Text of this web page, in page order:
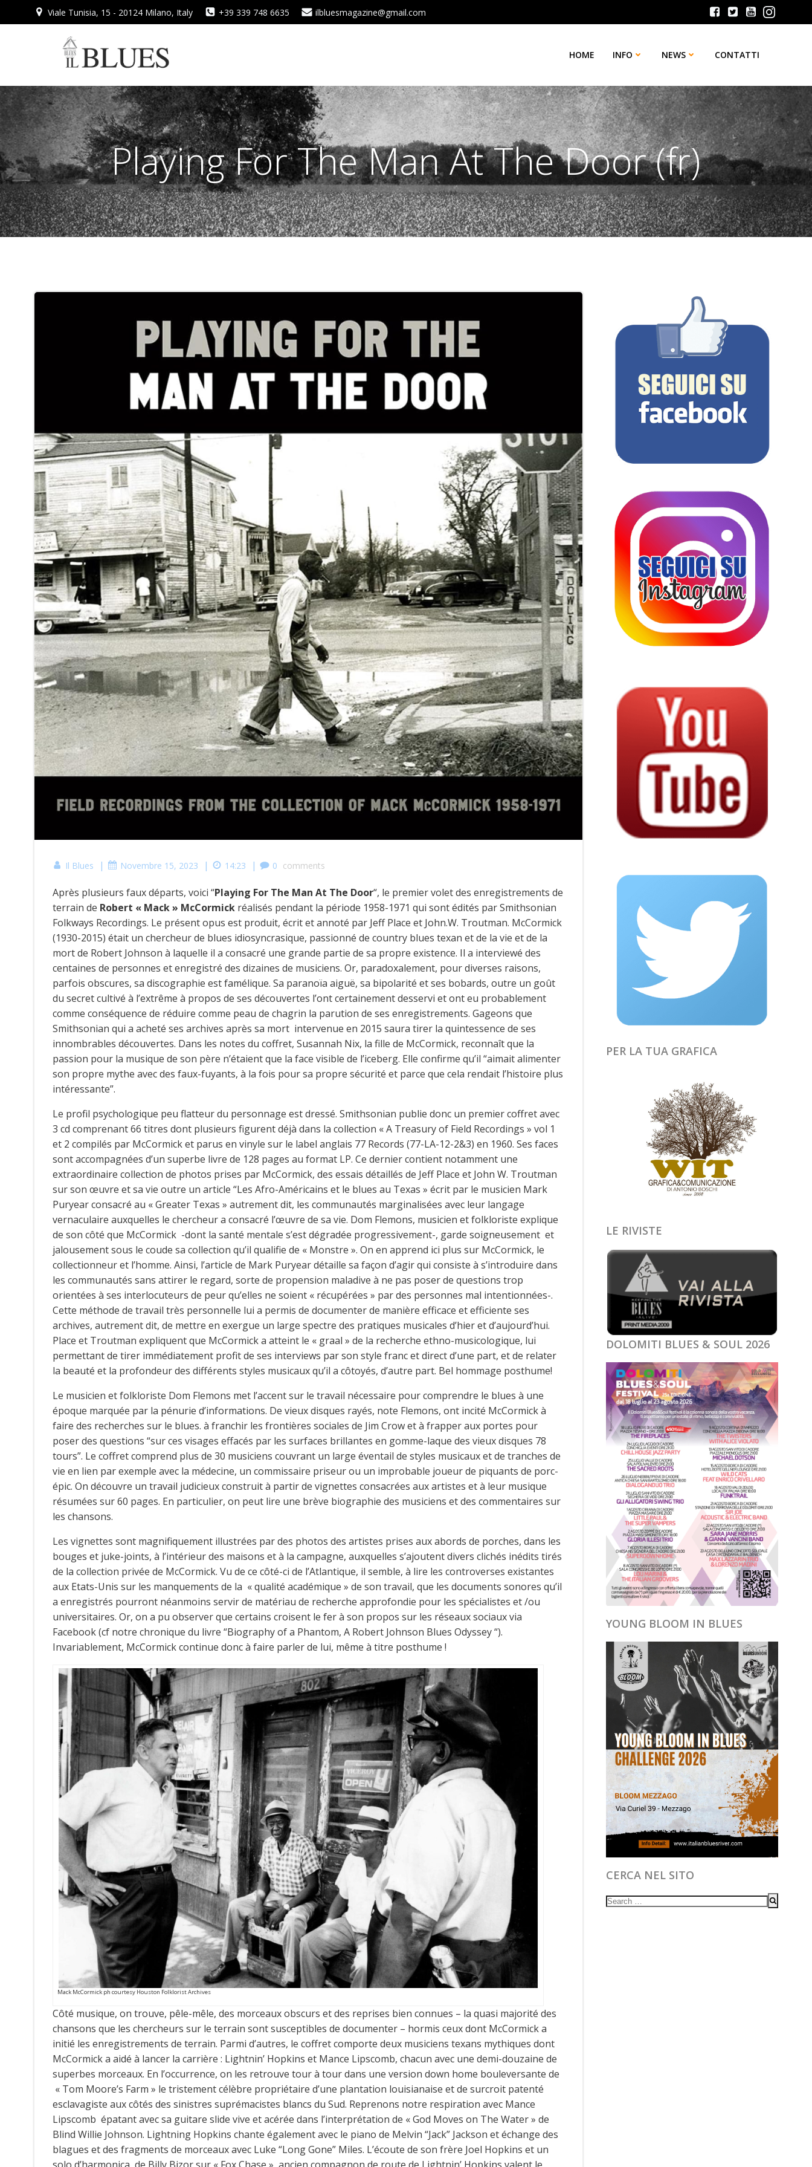
al
Viale Tunisia, 15 - 20124 Milano, Italy +39 339 748 6635 ilbluesmagazine@gmail.com
HOME INFO NEWS CONTATTI
Playing For The Man At The Door (fr)
Il Blues | Novembre 15, 2023 | 14:23 | 0 comments
Après plusieurs faux départs, voici “Playing For The Man At The Door“, le premier volet des enregistrements de
terrain de Robert « Mack » McCormick réalisés pendant la période 1958-1971 qui sont édités par Smithsonian
Folkways Recordings. Le présent opus est produit, écrit et annoté par Jeff Place et John.W. Troutman. McCormick
(1930-2015) était un chercheur de blues idiosyncrasique, passionné de country blues texan et de la vie et de la
mort de Robert Johnson à laquelle il a consacré une grande partie de sa propre existence. Il a interviewé des
centaines de personnes et enregistré des dizaines de musiciens. Or, paradoxalement, pour diverses raisons,
parfois obscures, sa discographie est famélique. Sa paranoïa aiguë, sa bipolarité et ses bobards, outre un goût
du secret cultivé à l’extrême à propos de ses découvertes l’ont certainement desservi et ont eu probablement
comme conséquence de réduire comme peau de chagrin la parution de ses enregistrements. Gageons que
Smithsonian qui a acheté ses archives après sa mort intervenue en 2015 saura tirer la quintessence de ses
innombrables découvertes. Dans les notes du coffret, Susannah Nix, la fille de McCormick, reconnaît que la
passion pour la musique de son père n’étaient que la face visible de l’iceberg. Elle confirme qu’il “aimait alimenter
son propre mythe avec des faux-fuyants, à la fois pour sa propre sécurité et parce que cela rendait l’histoire plus
intéressante”.
Le profil psychologique peu flatteur du personnage est dressé. Smithsonian publie donc un premier coffret avec
3 cd comprenant 66 titres dont plusieurs figurent déjà dans la collection « A Treasury of Field Recordings » vol 1
et 2 compilés par McCormick et parus en vinyle sur le label anglais 77 Records (77-LA-12-2&3) en 1960. Ses faces
sont accompagnées d’un superbe livre de 128 pages au format LP. Ce dernier contient notamment une
extraordinaire collection de photos prises par McCormick, des essais détaillés de Jeff Place et John W. Troutman
sur son œuvre et sa vie outre un article “Les Afro-Américains et le blues au Texas » écrit par le musicien Mark
Puryear consacré au « Greater Texas » autrement dit, les communautés marginalisées avec leur langage
vernaculaire auxquelles le chercheur a consacré l’œuvre de sa vie. Dom Flemons, musicien et folkloriste explique
de son côté que McCormick -dont la santé mentale s’est dégradée progressivement-, garde soigneusement et
jalousement sous le coude sa collection qu’il qualifie de « Monstre ». On en apprend ici plus sur McCormick, le
collectionneur et l’homme. Ainsi, l’article de Mark Puryear détaille sa façon d’agir qui consiste à s’introduire dans
les communautés sans attirer le regard, sorte de propension maladive à ne pas poser de questions trop
orientées à ses interlocuteurs de peur qu’elles ne soient « récupérées » par des personnes mal intentionnées-.
Cette méthode de travail très personnelle lui a permis de documenter de manière efficace et efficiente ses
archives, autrement dit, de mettre en exergue un large spectre des pratiques musicales d’hier et d’aujourd’hui.
Place et Troutman expliquent que McCormick a atteint le « graal » de la recherche ethno-musicologique, lui
permettant de tirer immédiatement profit de ses interviews par son style franc et direct d’une part, et de relater
la beauté et la profondeur des différents styles musicaux qu’il a côtoyés, d’autre part. Bel hommage posthume!
Le musicien et folkloriste Dom Flemons met l’accent sur le travail nécessaire pour comprendre le blues à une
époque marquée par la pénurie d’informations. De vieux disques rayés, note Flemons, ont incité McCormick à
faire des recherches sur le blues. à franchir les frontières sociales de Jim Crow et à frapper aux portes pour
poser des questions “sur ces visages effacés par les surfaces brillantes en gomme-laque des vieux disques 78
tours”. Le coffret comprend plus de 30 musiciens couvrant un large éventail de styles musicaux et de tranches de
vie en lien par exemple avec la médecine, un commissaire priseur ou un improbable joueur de piquants de porc-
épic. On découvre un travail judicieux construit à partir de vignettes consacrées aux artistes et à leur musique
résumées sur 60 pages. En particulier, on peut lire une brève biographie des musiciens et des commentaires sur
les chansons.
Les vignettes sont magnifiquement illustrées par des photos des artistes prises aux abords de porches, dans les
bouges et juke-joints, à l’intérieur des maisons et à la campagne, auxquelles s’ajoutent divers clichés inédits tirés
de la collection privée de McCormick. Vu de ce côté-ci de l’Atlantique, il semble, à lire les controverses existantes
aux Etats-Unis sur les manquements de la « qualité académique » de son travail, que les documents sonores qu’il
a enregistrés pourront néanmoins servir de matériau de recherche approfondie pour les spécialistes et /ou
universitaires. Or, on a pu observer que certains croisent le fer à son propos sur les réseaux sociaux via
Facebook (cf notre chronique du livre “Biography of a Phantom, A Robert Johnson Blues Odyssey “).
Invariablement, McCormick continue donc à faire parler de lui, même à titre posthume !
Mack McCormick ph courtesy Houston Folklorist Archives
Côté musique, on trouve, pêle-mêle, des morceaux obscurs et des reprises bien connues – la quasi majorité des
chansons que les chercheurs sur le terrain sont susceptibles de documenter – hormis ceux dont McCormick a
initié les enregistrements de terrain. Parmi d’autres, le coffret comporte deux musiciens texans mythiques dont
McCormick a aidé à lancer la carrière : Lightnin’ Hopkins et Mance Lipscomb, chacun avec une demi-douzaine de
superbes morceaux. En l’occurrence, on les retrouve tour à tour dans une version down home bouleversante de
« Tom Moore’s Farm » le tristement célèbre propriétaire d’une plantation louisianaise et de surcroit patenté
esclavagiste aux côtés des sinistres suprémacistes blancs du Sud. Reprenons notre respiration avec Mance
Lipscomb épatant avec sa guitare slide vive et acérée dans l’interprétation de « God Moves on The Water » de
Blind Willie Johnson. Lightning Hopkins chante également avec le piano de Melvin “Jack” Jackson et échange des
blagues et des fragments de morceaux avec Luke “Long Gone” Miles. L’écoute de son frère Joel Hopkins et un
PER LA TUA GRAFICA
LE RIVISTE
DOLOMITI BLUES & SOUL 2026
YOUNG BLOOM IN BLUES
CERCA NEL SITO
Search